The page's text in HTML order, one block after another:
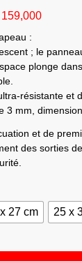
159,000
:
; le
plonge
résistante et
3 mm,
et de
des sorties
27 cm 25 x